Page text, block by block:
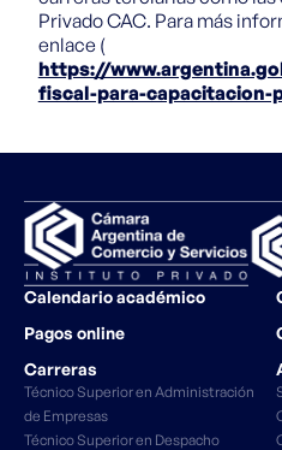
Privado CAC. Para más
enlace (
https://
fiscal-para-capacitacion-
Calendario académico
Pagos online
Carreras
Técnico Superior en Administración
de Empresas
Técnico Superior en Despacho